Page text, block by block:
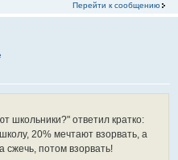
Перейти к сообщению
школьники?" ответил кратко:
20% мечтают взорвать, а
сжечь, потом взорвать!